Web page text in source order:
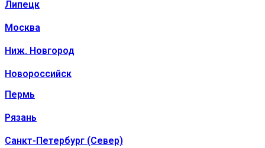
Липецк
Москва
Ниж. Новгород
Новороссийск
Пермь
Рязань
Санкт-Петербург (Север)